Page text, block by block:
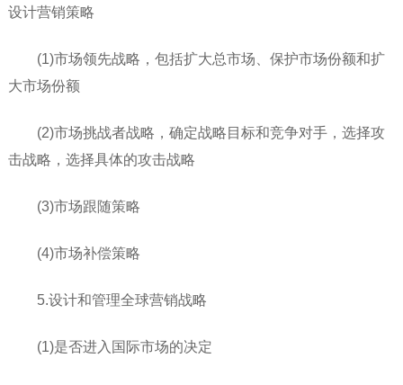
设计营销策略
(1)市场领先战略，包括扩大总市场、保护市场份额和扩
大市场份额
(2)市场挑战者战略，确定战略目标和竞争对手，选择攻
击战略，选择具体的攻击战略
(3)市场跟随策略
(4)市场补偿策略
5.设计和管理全球营销战略
(1)是否进入国际市场的决定